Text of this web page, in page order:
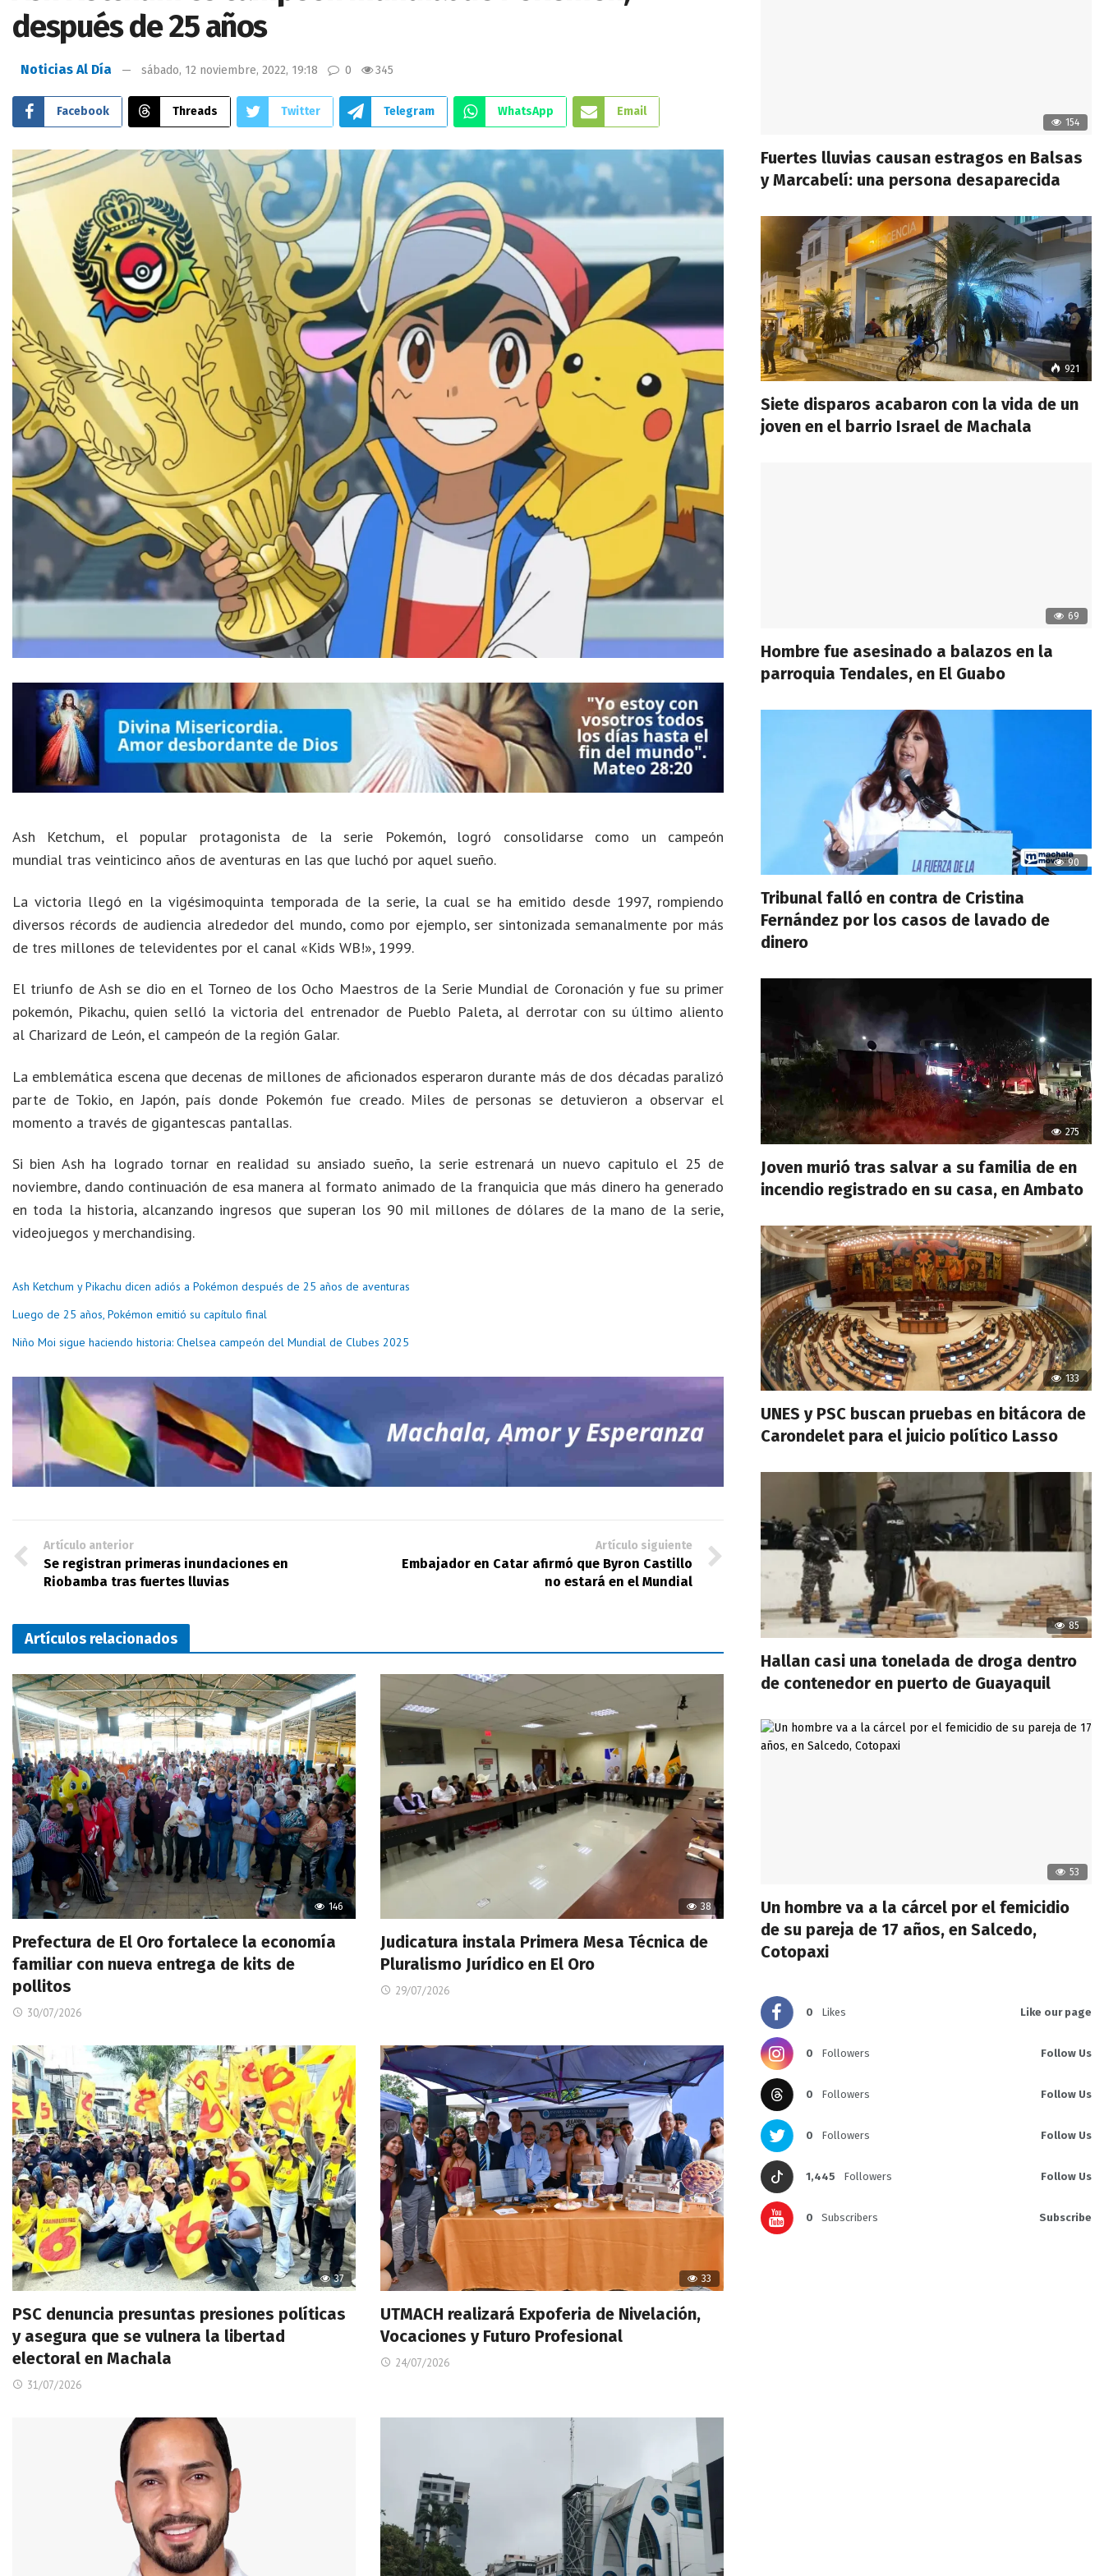
después de 25 años
Noticias Al Día sábado, 12 noviembre, 2022, 19:18 0 345
Facebook Threads Twitter Telegram WhatsApp Email
Ash Ketchum, el popular protagonista de la serie Pokemón, logró consolidarse como un campeón
mundial tras veinticinco años de aventuras en las que luchó por aquel sueño.
La victoria llegó en la vigésimoquinta temporada de la serie, la cual se ha emitido desde 1997, rompiendo
diversos récords de audiencia alrededor del mundo, como por ejemplo, ser sintonizada semanalmente por más
de tres millones de televidentes por el canal «Kids WB!», 1999.
El triunfo de Ash se dio en el Torneo de los Ocho Maestros de la Serie Mundial de Coronación y fue su primer
pokemón, Pikachu, quien selló la victoria del entrenador de Pueblo Paleta, al derrotar con su último aliento
al Charizard de León, el campeón de la región Galar.
La emblemática escena que decenas de millones de aficionados esperaron durante más de dos décadas paralizó
parte de Tokio, en Japón, país donde Pokemón fue creado. Miles de personas se detuvieron a observar el
momento a través de gigantescas pantallas.
Si bien Ash ha logrado tornar en realidad su ansiado sueño, la serie estrenará un nuevo capitulo el 25 de
noviembre, dando continuación de esa manera al formato animado de la franquicia que más dinero ha generado
en toda la historia, alcanzando ingresos que superan los 90 mil millones de dólares de la mano de la serie,
videojuegos y merchandising.
Ash Ketchum y Pikachu dicen adiós a Pokémon después de 25 años de aventuras
Luego de 25 años, Pokémon emitió su capítulo final
Niño Moi sigue haciendo historia: Chelsea campeón del Mundial de Clubes 2025
Artículo anterior
Se registran primeras inundaciones en
Riobamba tras fuertes lluvias
Artículo siguiente
Embajador en Catar afirmó que Byron Castillo
no estará en el Mundial
Artículos relacionados
146
Prefectura de El Oro fortalece la economía
familiar con nueva entrega de kits de
pollitos
30/07/2026
38
Judicatura instala Primera Mesa Técnica de
Pluralismo Jurídico en El Oro
29/07/2026
37
PSC denuncia presuntas presiones políticas
y asegura que se vulnera la libertad
electoral en Machala
31/07/2026
33
UTMACH realizará Expoferia de Nivelación,
Vocaciones y Futuro Profesional
24/07/2026
154
Fuertes lluvias causan estragos en Balsas
y Marcabelí: una persona desaparecida
921
Siete disparos acabaron con la vida de un
joven en el barrio Israel de Machala
69
Hombre fue asesinado a balazos en la
parroquia Tendales, en El Guabo
90
Tribunal falló en contra de Cristina
Fernández por los casos de lavado de
dinero
275
Joven murió tras salvar a su familia de en
incendio registrado en su casa, en Ambato
133
UNES y PSC buscan pruebas en bitácora de
Carondelet para el juicio político Lasso
85
Hallan casi una tonelada de droga dentro
de contenedor en puerto de Guayaquil
53
Un hombre va a la cárcel por el femicidio
de su pareja de 17 años, en Salcedo,
Cotopaxi
0 Likes Like our page
0 Followers Follow Us
0 Followers Follow Us
0 Followers Follow Us
1,445 Followers Follow Us
0 Subscribers Subscribe